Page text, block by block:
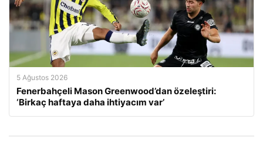
5 Ağustos 2026
Fenerbahçeli Mason Greenwood’dan özeleştiri:
‘Birkaç haftaya daha ihtiyacım var’